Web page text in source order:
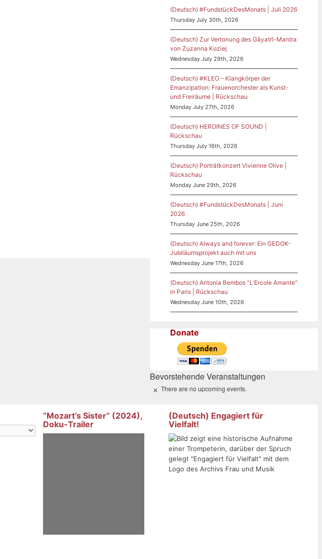
(Deutsch) #FundstückDesMonats | Juli 2026
Thursday July 30th, 2026
(Deutsch) Zur Vertonung des Gāyatrī-Mantra
von Zuzanna Koziej
Wednesday July 29th, 2026
(Deutsch) #KLEO – Klangkörper der
Emanzipation: Frauenorchester als Kunst-
und Freiräume | Rückschau
Monday July 27th, 2026
(Deutsch) HEROINES OF SOUND |
Rückschau
Thursday July 16th, 2026
(Deutsch) Porträtkonzert Vivienne Olive |
Rückschau
Monday June 29th, 2026
(Deutsch) #FundstückDesMonats | Juni
2026
Thursday June 25th, 2026
(Deutsch) Always and forever: Ein GEDOK-
Jubiläumsprojekt auch mit uns
Wednesday June 17th, 2026
(Deutsch) Antonia Bembos “L’Ercole Amante”
in Paris | Rückschau
Wednesday June 10th, 2026
Donate
Bevorstehende Veranstaltungen
NoticeThere are no upcoming events.
“Mozart’s Sister” (2024),
Doku-Trailer
(Deutsch) Engagiert für
Vielfalt!